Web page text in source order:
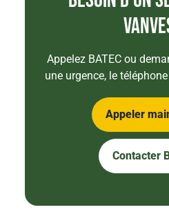
Appelez BATEC ou
une urgence, le
Appeler
Contacter